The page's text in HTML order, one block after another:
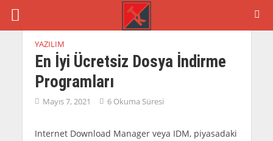
YAZILIM
En İyi Ücretsiz Dosya İndirme
Programları
Mayıs 7, 2021 6 Okuma Süresi
Internet Download Manager veya IDM, piyasadaki